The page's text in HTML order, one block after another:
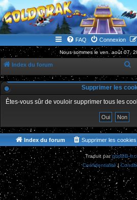
WWW.GOLDORAKGO.COM
le site de la Lune Rouge
FAQ Connexion
Nous sommes le ven. août 07,
Index du forum
e
c
h
h
e
r
Supprimer les
Êtes-vous sûr de vouloir supprimer tous les
Index du forum Supprimer les cookies
Traduit parphpBB-
Confidentialité|